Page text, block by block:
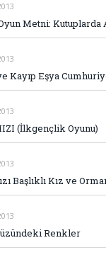
Metni: Kutuplarda
Kayıp Eşya
(İlkgençlik Oyunu)
Başlıklı Kız ve
Renkler